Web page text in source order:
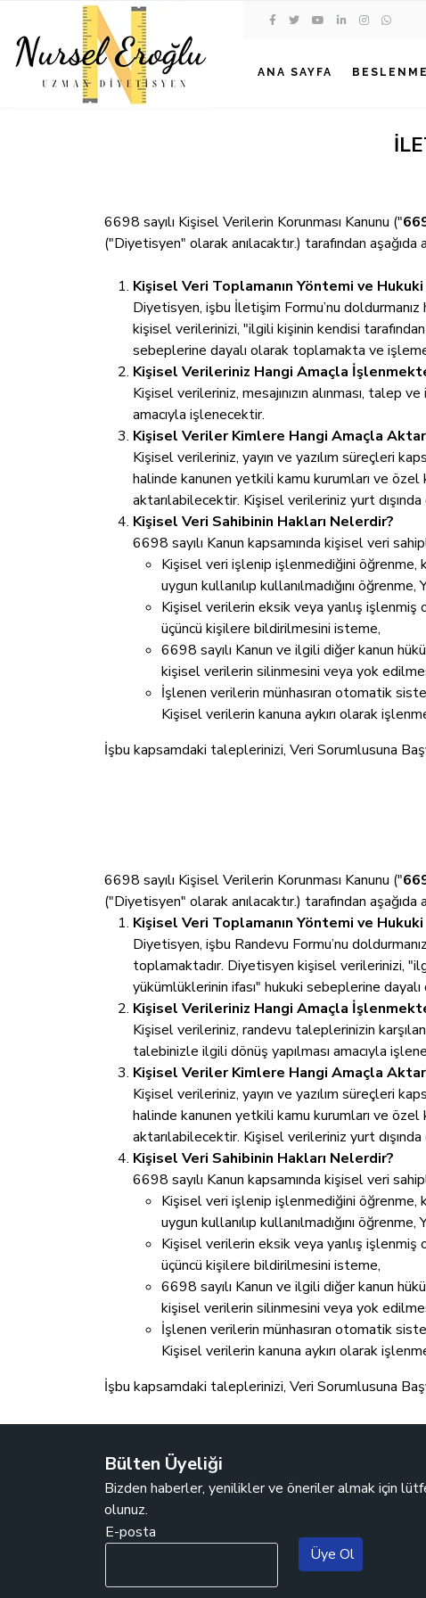
ANA SAYFA
6698 sayılı Kişisel Verilerin Korunması Kanunu ("
("Diyetisyen" olarak anılacaktır.) tarafından
Kişisel Veri Toplamanın Yöntemi ve
Diyetisyen, işbu İletişim Formu’nu
kişisel verilerinizi, "ilgili kişinin kendisi
sebeplerine dayalı olarak toplamakta ve
Kişisel Verileriniz Hangi Amaçla
Kişisel verileriniz, mesajınızın alınması, talep
amacıyla işlenecektir.
Kişisel Veriler Kimlere Hangi Amaçla
Kişisel verileriniz, yayın ve yazılım süreçleri
halinde kanunen yetkili kamu kurumları ve
aktarılabilecektir. Kişisel verileriniz yurt
Kişisel Veri Sahibinin Hakları Nelerdir?
6698 sayılı Kanun kapsamında kişisel veri
Kişisel veri işlenip işlenmediğini öğrenme,
uygun kullanılıp kullanılmadığını
Kişisel verilerin eksik veya yanlış işlenmiş
üçüncü kişilere bildirilmesini isteme,
6698 sayılı Kanun ve ilgili diğer kanun
kişisel verilerin silinmesini veya yok
İşlenen verilerin münhasıran otomatik
Kişisel verilerin kanuna aykırı olarak
İşbu kapsamdaki taleplerinizi, Veri Sorumlusuna
6698 sayılı Kişisel Verilerin Korunması Kanunu ("
("Diyetisyen" olarak anılacaktır.) tarafından
Kişisel Veri Toplamanın Yöntemi ve
Diyetisyen, işbu Randevu Formu’nu
toplamaktadır. Diyetisyen kişisel verilerinizi,
yükümlüklerinin ifası" hukuki sebeplerine
Kişisel Verileriniz Hangi Amaçla
Kişisel verileriniz, randevu taleplerinizin
talebinizle ilgili dönüş yapılması amacıyla
Kişisel Veriler Kimlere Hangi Amaçla
Kişisel verileriniz, yayın ve yazılım süreçleri
halinde kanunen yetkili kamu kurumları ve
aktarılabilecektir. Kişisel verileriniz yurt
Kişisel Veri Sahibinin Hakları Nelerdir?
6698 sayılı Kanun kapsamında kişisel veri
Kişisel veri işlenip işlenmediğini öğrenme,
uygun kullanılıp kullanılmadığını
Kişisel verilerin eksik veya yanlış işlenmiş
üçüncü kişilere bildirilmesini isteme,
6698 sayılı Kanun ve ilgili diğer kanun
kişisel verilerin silinmesini veya yok
İşlenen verilerin münhasıran otomatik
Kişisel verilerin kanuna aykırı olarak
İşbu kapsamdaki taleplerinizi, Veri Sorumlusuna
Bülten Üyeliği
Bizden haberler, yenilikler ve öneriler almak için
olunuz.
E-posta